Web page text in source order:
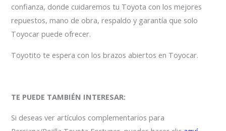
confianza, donde cuidaremos tu Toyota con los mejores
repuestos, mano de obra, respaldo y garantía que solo
Toyocar puede ofrecer.
Toyotito te espera con los brazos abiertos en Toyocar.
TE PUEDE TAMBIÉN INTERESAR:
Si deseas ver artículos complementarios para